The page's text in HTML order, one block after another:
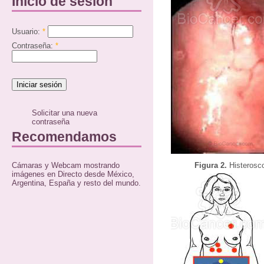
Usuario: *
Contraseña: *
Solicitar una nueva
contraseña
Recomendamos
Cámaras y Webcam mostrando
imágenes en Directo desde México,
Argentina, España y resto del mundo.
Figura 2.